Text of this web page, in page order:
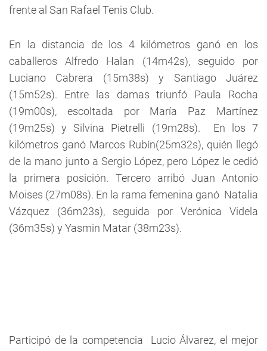
frente al San Rafael Tenis Club.
En la distancia de los 4 kilómetros ganó en los
caballeros Alfredo Halan (14m42s), seguido por
Luciano Cabrera (15m38s) y Santiago Juárez
(15m52s). Entre las damas triunfó Paula Rocha
(19m00s), escoltada por María Paz Martínez
(19m25s) y Silvina Pietrelli (19m28s). En los 7
kilómetros ganó Marcos Rubín(25m32s), quién llegó
de la mano junto a Sergio López, pero López le cedió
la primera posición. Tercero arribó Juan Antonio
Moises (27m08s). En la rama femenina ganó Natalia
Vázquez (36m23s), seguida por Verónica Videla
(36m35s) y Yasmin Matar (38m23s).
Participó de la competencia Lucio Álvarez, el mejor